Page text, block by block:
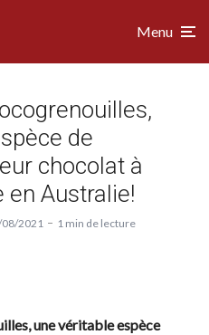
Menu
de
chocolat à
en Australie!
08/2021
1 min de lecture
une véritable espèce